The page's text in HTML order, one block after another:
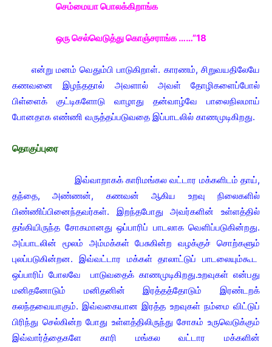
செம்மையா பொலக்கிறாங்க
ஒரு செல்வெடுத்து கொஞ்சராங்க ……”18
என்று மனம் வெதும்பி பாடுகிறாள். காரணம், சிறுவயதிலேயே
கணவனை இழந்ததால் அவளால் அவள் தோழிகளைப்போல்
பிள்ளைக் குட்டிகளோடு வாழாது தன்வாழ்வே பாலைநிலமாய்
போனதாக எண்ணி வருத்தப்படுவதை இப்பாடலில் காணமுடிகிறது.
தொகுப்புரை
இவ்வாறாகக் காரிமங்கல வட்டார மக்களிடம் தாய்,
தந்தை, அண்ணன், கணவன் ஆகிய உறவு நிலைகளில்
பிண்ணிப்பினைந்தவர்கள். இறந்தபோது அவர்களின் உள்ளத்தில்
தங்கியிருந்த சோகமானது ஒப்பாரிப் பாடலாக வெளிப்படுகின்றது.
அப்பாடலின் மூலம் அம்மக்கள் பேசுகின்ற வழக்குச் சொற்களும்
புலப்படுகின்றன. இவ்வட்டார மக்கள் தாலாட்டுப் பாடலையும்கூட
ஒப்பாரிப் போலவே பாடுவதைக் காணமுடிகிறது.உறவுகள் என்பது
மனிதனோடும் மனிதனின் இரத்தத்தோடும் இரண்டறக்
கலந்தவையாகும். இவ்வகையான இரத்த உறவுகள் நம்மை விட்டுப்
பிரிந்து செல்கின்ற போது உள்ளத்திலிருந்து சோகம் உருவெடுக்கும்
இவ்வார்த்தைகளே காரி மங்கல வட்டார மக்களின்